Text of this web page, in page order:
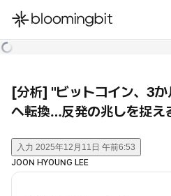
한국어
[分析] "ビットコイン、3
へ転換…反発の兆しを捉え
入力 2025年12月11日 午前6:53
JOON HYOUNG LEE